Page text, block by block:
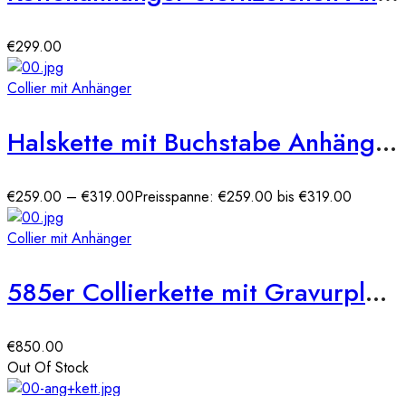
€299.00
Collier mit Anhänger
Halskette mit Buchstabe Anhänger WG 585er
€259.00 –€319.00Preisspanne: €259.00 bis €319.00
Collier mit Anhänger
585er Collierkette mit Gravurplatte Rund Gold Kette mit Zirkonia -Ø27
€850.00
Out Of Stock